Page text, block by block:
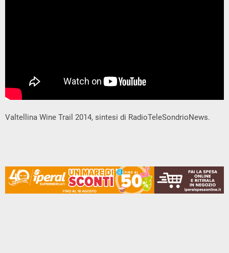
Valtellina Wine Trail 2014, sintesi di RadioTeleSondrioNews.